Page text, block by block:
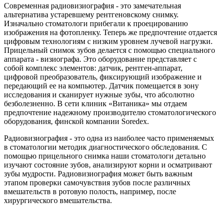
клиники
Современная радиовизиография - это замечательная
альтернатива устаревшему рентгеновскому снимку.
Изначально стоматологи прибегали к проецированию
изображения на фотопленку. Теперь же предпочтение отдается
цифровым технологиям с низким уровнем лучевой нагрузки.
Прицельный снимок зубов делается с помощью специального
аппарата - визиографа. Это оборудование представляет с
собой комплекс элементов: датчик, рентген-аппарат,
цифровой преобразователь, фиксирующий изображение и
передающий ее на компьютер. Датчик помещается в зону
исследования и сканирует нужные зубы, что абсолютно
безболезненно. В сети клиник «Витаника» мы отдаем
предпочтение надежному производителю стоматологического
оборудования, финской компании Soredex.
Радиовизиография - это одна из наиболее часто применяемых
в стоматологии методик диагностического обследования. С
помощью прицельного снимка наши стоматологи детально
изучают состояние зубов, анализируют корни и осматривают
зубы мудрости. Радиовизиография может быть важным
этапом проверки самочувствия зубов после различных
вмешательств в ротовую полость, например, после
хирургического вмешательства.